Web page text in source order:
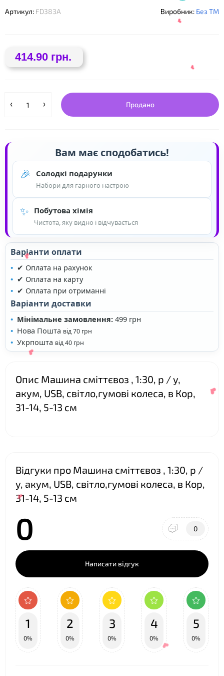
Артикул: FD383A Виробник: Без ТМ
414.90 грн.
Продано
Вам має сподобатись!
🎉 Солодкі подарунки
Набори для гарного настрою
✨ Побутова хімія
Чистота, яку видно і відчувається
Варіанти оплати
✔ Оплата на рахунок
✔ Оплата на карту
✔ Оплата при отриманні
Варіанти доставки
Мінімальне замовлення: 499 грн
Нова Пошта від 70 грн
Укрпошта від 40 грн
Опис Машина сміттєвоз , 1:30, р / у,
акум, USB, світло,гумові колеса, в Кор,
31-14, 5-13 см
Відгуки про Машина сміттєвоз , 1:30, р /
у, акум, USB, світло,гумові колеса, в Кор,
31-14, 5-13 см
0 0
Написати відгук
1
0%
2
0%
3
0%
4
0%
5
0%
❤